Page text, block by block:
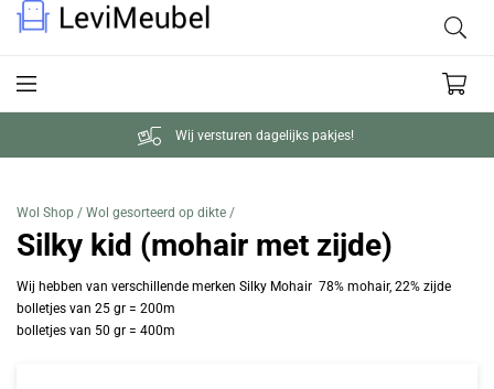
Wij versturen dagelijks pakjes!
Wol Shop / Wol gesorteerd op dikte /
Silky kid (mohair met zijde)
Wij hebben van verschillende merken Silky Mohair 78% mohair, 22% zijde
bolletjes van 25 gr = 200m
bolletjes van 50 gr = 400m